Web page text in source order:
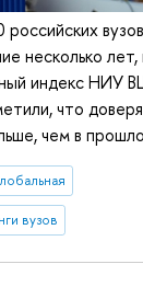
несколько
индекс НИУ
что
чем в
вузов